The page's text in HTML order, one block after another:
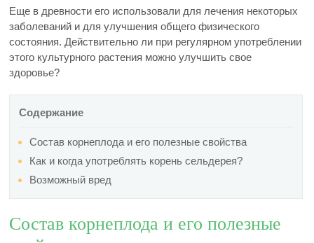
Еще в древности его использовали для лечения некоторых
заболеваний и для улучшения общего физического
состояния. Действительно ли при регулярном употреблении
этого культурного растения можно улучшить свое
здоровье?
Содержание
Состав корнеплода и его полезные свойства
Как и когда употреблять корень сельдерея?
Возможный вред
Состав корнеплода и его полезные